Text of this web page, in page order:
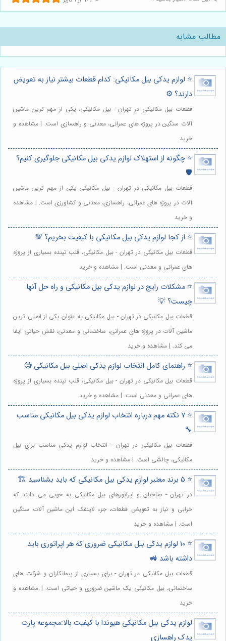
مطالب مشابه
⭐️ لوازم یدکی بیل مکانیکی: کدام قطعات بیشتر نیاز به تعویض
دارند؟ ⚙️
قطعات بیل مکانیکی در تهران - بیل مکانیکی، یکی از مهم ترین ماشین
آلات سنگین در پروژه های عمرانی، معدنی و راهسازی است. | مشاهده و
خرید
⭐️ چگونه از استهلاک لوازم یدکی بیل مکانیکی جلوگیری کنیم؟
🛡️
قطعات بیل مکانیکی در تهران - بیل مکانیکی یکی از مهم ترین ماشین
آلات در پروژه های عمرانی، راهسازی، معدنی و کشاورزی است. | مشاهده
و خرید
⭐️ از کجا لوازم یدکی بیل مکانیکی با کیفیت بخریم؟ 💯
قطعات بیل مکانیکی در تهران - بیل مکانیکی، قلب تپنده بسیاری از پروژه
های عمرانی و معدنی است. | مشاهده و خرید
⭐️ مشکلات رایج در لوازم یدکی بیل مکانیکی و راه حل آنها
چیست؟ 💡
قطعات بیل مکانیکی در تهران - بیل مکانیکی به عنوان یکی از اصلی ترین
ماشین آلات در پروژه های عمرانی، ساختمانی و معدنی، نقش حیاتی ایفا
می کند. | مشاهده و خرید
⭐️ راهنمای کامل انتخاب لوازم یدکی اصلی بیل مکانیکی 🧐
قطعات بیل مکانیکی در تهران - بیل مکانیکی، قلب تپنده بسیاری از پروژه
های عمرانی و معدنی است. | مشاهده و خرید
⭐️ 7 نکته مهم درباره انتخاب لوازم یدکی بیل مکانیکی مناسب
🔧
قطعات بیل مکانیکی در تهران - انتخاب لوازم یدکی مناسب برای بیل
مکانیکی، چالشی است. | مشاهده و خرید
⭐️ 5 برند معتبر لوازم یدکی بیل مکانیکی که باید بشناسید 🏗️
در تهران - صاحبان و اپراتورهای بیل مکانیکی به خوبی می دانند که
خرابی و نیاز به تعویض قطعات، جزء لاینفک این ماشین آلات سنگین
است. | مشاهده و خرید
⭐️ 10 لوازم یدکی بیل مکانیکی ضروری که هر اپراتوری باید
داشته باشد 🚜
قطعات بیل مکانیکی در تهران - برای بسیاری از پیمانکاران و شرکت های
ساختمانی، بیل مکانیکی یک ماشین ضروری و حیاتی است. | مشاهده و
خرید
لوازم یدکی بیل مکانیکی هیوندا با کیفیت بالا:مجموعه پارت
یدک راهسازی